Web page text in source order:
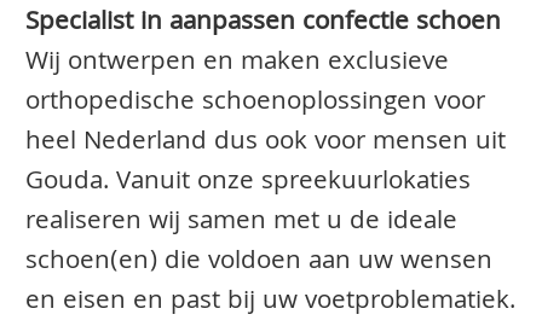
Specialist in aanpassen confectie schoen
Wij ontwerpen en maken exclusieve
orthopedische schoenoplossingen voor
heel Nederland dus ook voor mensen uit
Gouda. Vanuit onze spreekuurlokaties
realiseren wij samen met u de ideale
schoen(en) die voldoen aan uw wensen
en eisen en past bij uw voetproblematiek.